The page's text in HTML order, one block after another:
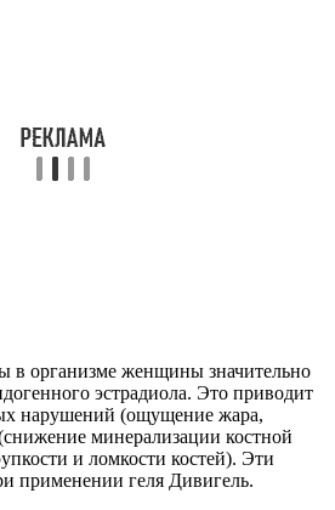
в организме женщины значительно
эстрадиола. Это приводит
нарушений (ощущение жара,
минерализации костной
и ломкости костей). Эти
применении геля Дивигель.